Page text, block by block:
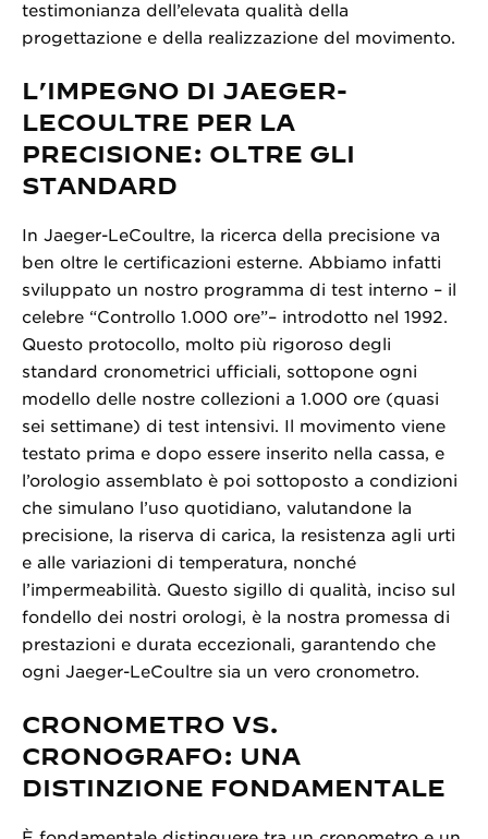
testimonianza dell’elevata qualità della
progettazione e della realizzazione del movimento.
L’IMPEGNO DI JAEGER-
LECOULTRE PER LA
PRECISIONE: OLTRE GLI
STANDARD
In Jaeger-LeCoultre, la ricerca della precisione va
ben oltre le certificazioni esterne. Abbiamo infatti
sviluppato un nostro programma di test interno – il
celebre “Controllo 1.000 ore”– introdotto nel 1992.
Questo protocollo, molto più rigoroso degli
standard cronometrici ufficiali, sottopone ogni
modello delle nostre collezioni a 1.000 ore (quasi
sei settimane) di test intensivi. Il movimento viene
testato prima e dopo essere inserito nella cassa, e
l’orologio assemblato è poi sottoposto a condizioni
che simulano l’uso quotidiano, valutandone la
precisione, la riserva di carica, la resistenza agli urti
e alle variazioni di temperatura, nonché
l’impermeabilità. Questo sigillo di qualità, inciso sul
fondello dei nostri orologi, è la nostra promessa di
prestazioni e durata eccezionali, garantendo che
ogni Jaeger-LeCoultre sia un vero cronometro.
CRONOMETRO VS.
CRONOGRAFO: UNA
DISTINZIONE FONDAMENTALE